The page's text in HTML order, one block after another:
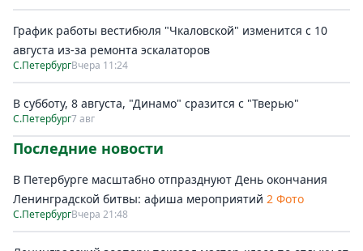
График работы вестибюля "Чкаловской" изменится с 10
августа из-за ремонта эскалаторов
С.ПетербургВчера 11:24
В субботу, 8 августа, "Динамо" сразится с "Тверью"
С.Петербург7 авг
Последние новости
В Петербурге масштабно отпразднуют День окончания
Ленинградской битвы: афиша мероприятий 2 Фото
С.ПетербургВчера 21:48